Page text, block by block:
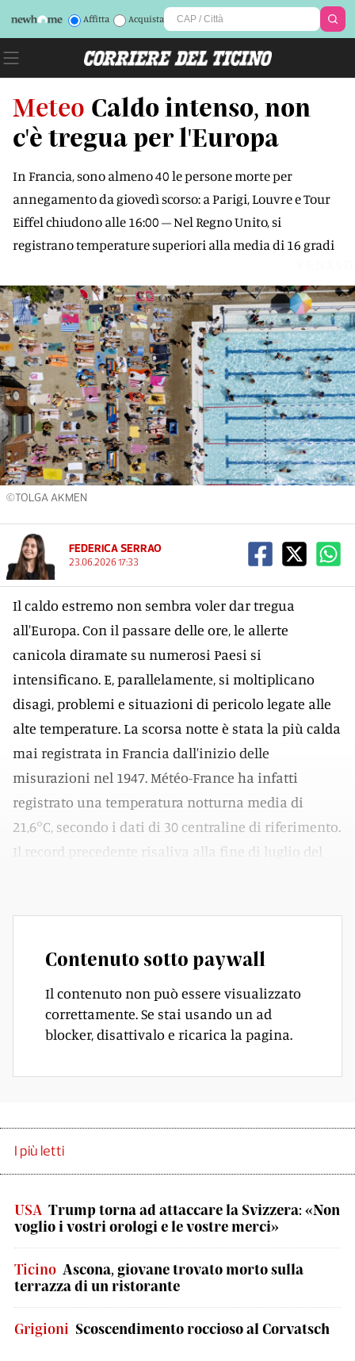
Affitta Acquista
Meteo Caldo intenso, non
c'è tregua per l'Europa
In Francia, sono almeno 40 le persone morte per
annegamento da giovedì scorso: a Parigi, Louvre e Tour
Eiffel chiudono alle 16:00 – Nel Regno Unito, si
registrano temperature superiori alla media di 16 gradi
©TOLGA AKMEN
FEDERICA SERRAO
23.06.2026 17:33
Il caldo estremo non sembra voler dar tregua
all'Europa. Con il passare delle ore, le allerte
canicola diramate su numerosi Paesi si
intensificano. E, parallelamente, si moltiplicano
disagi, problemi e situazioni di pericolo legate alle
alte temperature. La scorsa notte è stata la più calda
mai registrata in Francia dall'inizio delle
misurazioni nel 1947. Météo-France ha infatti
registrato una temperatura notturna media di
21,6°C, secondo i dati di 30 centraline di riferimento.
Il record precedente risaliva alla fine di luglio del
Contenuto sotto paywall
Il contenuto non può essere visualizzato
correttamente. Se stai usando un ad
blocker, disattivalo e ricarica la pagina.
I più letti
USA Trump torna ad attaccare la Svizzera: «Non
voglio i vostri orologi e le vostre merci»
Ticino Ascona, giovane trovato morto sulla
terrazza di un ristorante
Grigioni Scoscendimento roccioso al Corvatsch